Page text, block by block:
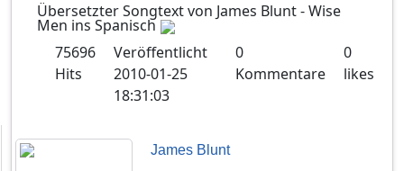
Übersetzter Songtext von James Blunt-Wise
Men ins Spanisch
75696
Hits
Veröffentlicht
2010-01-25
18:31:03
0
Kommentare
0
likes
James Blunt